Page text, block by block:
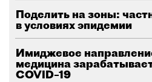
Поделить на зоны:
в условиях эпидемии
Имиджевое
медицина
COVID–19